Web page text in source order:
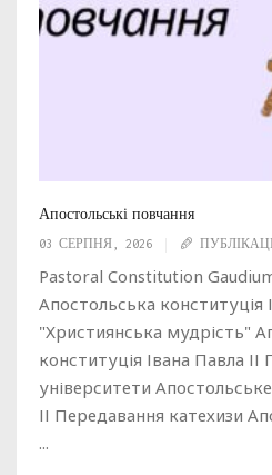
Апостольські повчання
03 СЕРПНЯ, 2026
Pastoral Constitution
Апостольська конституція
"Християнська мудрість"
конституція Івана Павла
університети
ІІ Передавання катехизи
...